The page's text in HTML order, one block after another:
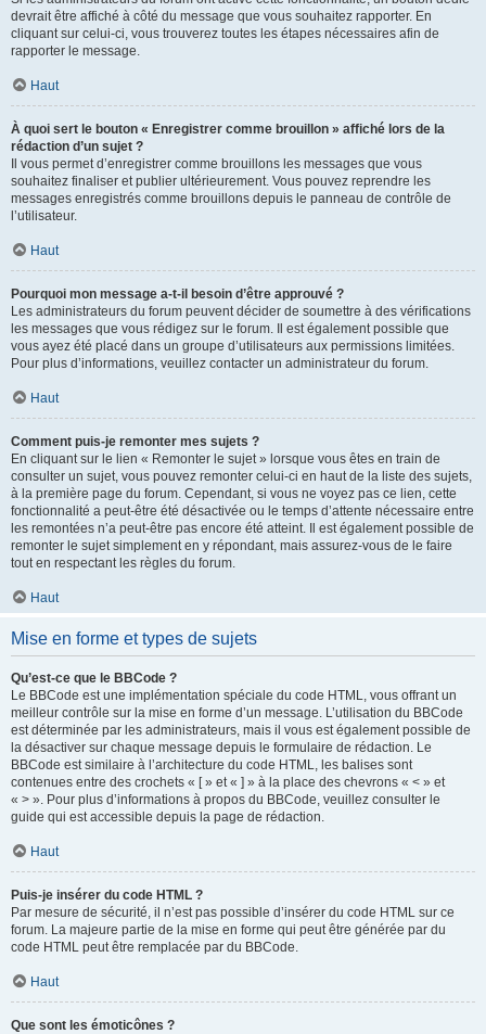
devrait être affiché à côté du message que vous souhaitez rapporter. En
cliquant sur celui-ci, vous trouverez toutes les étapes nécessaires afin de
rapporter le message.
Haut
À quoi sert le bouton « Enregistrer comme brouillon » affiché lors de la
rédaction d’un sujet ?
Il vous permet d’enregistrer comme brouillons les messages que vous
souhaitez finaliser et publier ultérieurement. Vous pouvez reprendre les
messages enregistrés comme brouillons depuis le panneau de contrôle de
l’utilisateur.
Haut
Pourquoi mon message a-t-il besoin d’être approuvé ?
Les administrateurs du forum peuvent décider de soumettre à des vérifications
les messages que vous rédigez sur le forum. Il est également possible que
vous ayez été placé dans un groupe d’utilisateurs aux permissions limitées.
Pour plus d’informations, veuillez contacter un administrateur du forum.
Haut
Comment puis-je remonter mes sujets ?
En cliquant sur le lien « Remonter le sujet » lorsque vous êtes en train de
consulter un sujet, vous pouvez remonter celui-ci en haut de la liste des sujets,
à la première page du forum. Cependant, si vous ne voyez pas ce lien, cette
fonctionnalité a peut-être été désactivée ou le temps d’attente nécessaire entre
les remontées n’a peut-être pas encore été atteint. Il est également possible de
remonter le sujet simplement en y répondant, mais assurez-vous de le faire
tout en respectant les règles du forum.
Haut
Mise en forme et types de sujets
Qu’est-ce que le BBCode ?
Le BBCode est une implémentation spéciale du code HTML, vous offrant un
meilleur contrôle sur la mise en forme d’un message. L’utilisation du BBCode
est déterminée par les administrateurs, mais il vous est également possible de
la désactiver sur chaque message depuis le formulaire de rédaction. Le
BBCode est similaire à l’architecture du code HTML, les balises sont
contenues entre des crochets « [ » et « ] » à la place des chevrons « < » et
« > ». Pour plus d’informations à propos du BBCode, veuillez consulter le
guide qui est accessible depuis la page de rédaction.
Haut
Puis-je insérer du code HTML ?
Par mesure de sécurité, il n’est pas possible d’insérer du code HTML sur ce
forum. La majeure partie de la mise en forme qui peut être générée par du
code HTML peut être remplacée par du BBCode.
Haut
Que sont les émoticônes ?